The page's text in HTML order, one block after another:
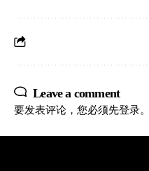
Leave a comment
要发表评论，您必须先登录。